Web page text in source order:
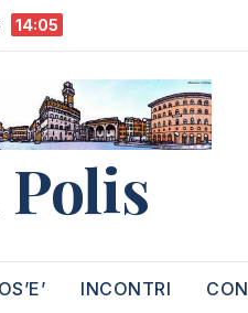
14:05
Polis
INCONTRI